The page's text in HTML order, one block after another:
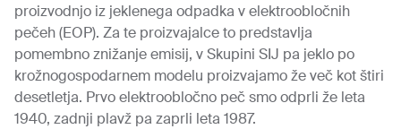
proizvodnjo iz jeklenega odpadka v elektroobločnih
pečeh (EOP). Za te proizvajalce to predstavlja
pomembno znižanje emisij, v Skupini SIJ pa jeklo po
krožnogospodarnem modelu proizvajamo že več kot štiri
desetletja. Prvo elektroobločno peč smo odprli že leta
1940, zadnji plavž pa zaprli leta 1987.